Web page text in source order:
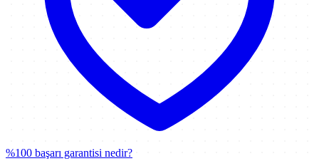
%100 başarı garantisi nedir?